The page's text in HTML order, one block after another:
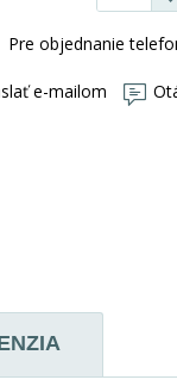
Pre objednanie
e-mailom